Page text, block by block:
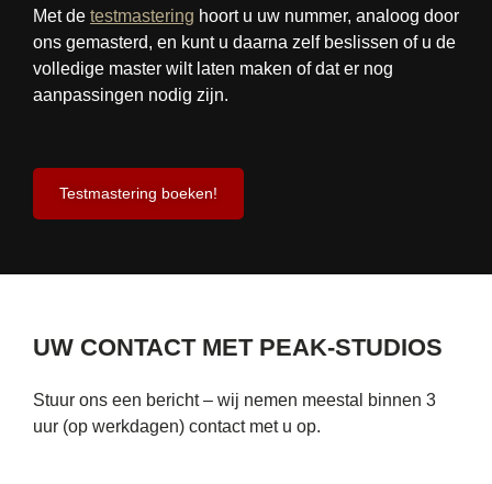
Met de testmastering hoort u uw nummer, analoog door
ons gemasterd, en kunt u daarna zelf beslissen of u de
volledige master wilt laten maken of dat er nog
aanpassingen nodig zijn.
Testmastering boeken!
UW CONTACT MET PEAK-STUDIOS
Stuur ons een bericht – wij nemen meestal binnen 3
uur (op werkdagen) contact met u op.